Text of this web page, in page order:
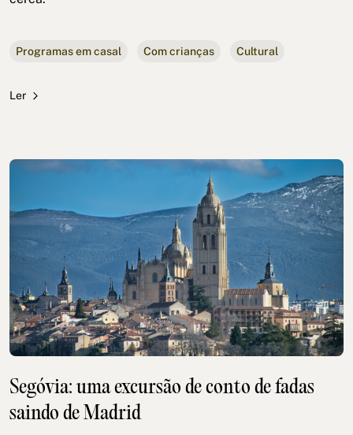
Programas em casal Com crianças Cultural
Ler
Segóvia: uma excursão de conto de fadas
saindo de Madrid